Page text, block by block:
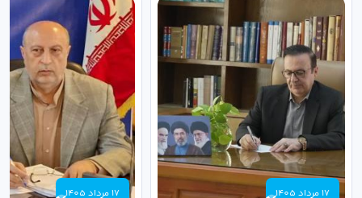
17 مرداد 1405 17 مرداد 1405